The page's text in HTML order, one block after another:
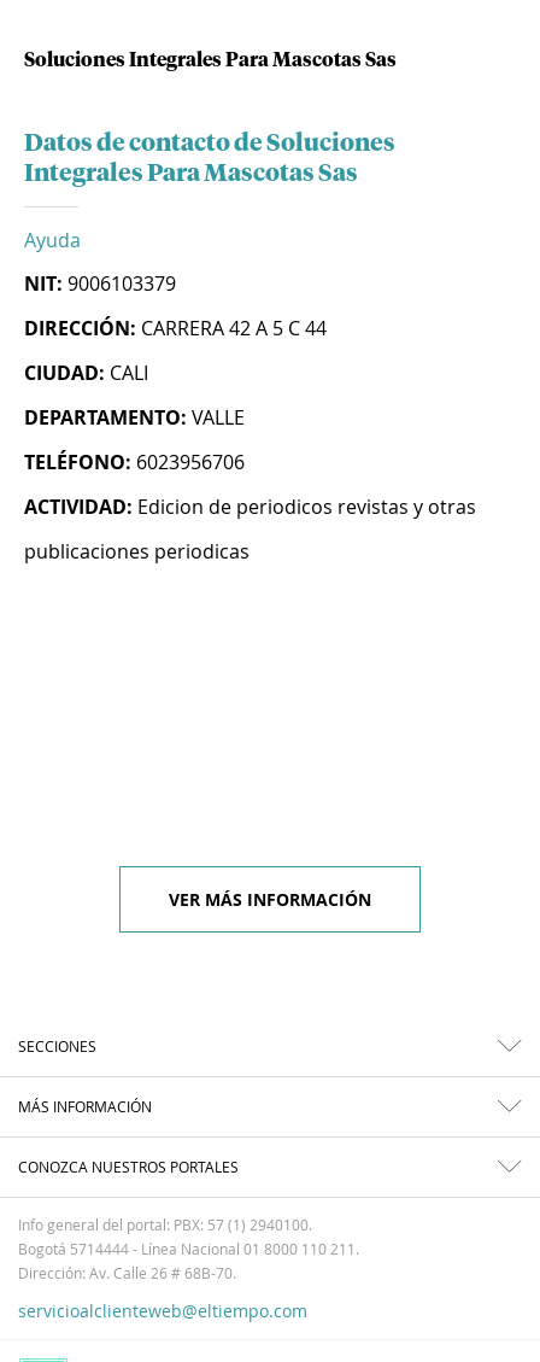
Soluciones Integrales Para Mascotas Sas
Datos de contacto de Soluciones
Integrales Para Mascotas Sas
Ayuda
NIT: 9006103379
DIRECCIÓN: CARRERA 42 A 5 C 44
CIUDAD: CALI
DEPARTAMENTO: VALLE
TELÉFONO: 6023956706
ACTIVIDAD: Edicion de periodicos revistas y otras
publicaciones periodicas
VER MÁS INFORMACIÓN
SECCIONES
MÁS INFORMACIÓN
CONOZCA NUESTROS PORTALES
Info general del portal: PBX: 57 (1) 2940100.
Bogotá 5714444 - Línea Nacional 01 8000 110 211.
Dirección: Av. Calle 26 # 68B-70.
servicioalclienteweb@eltiempo.com